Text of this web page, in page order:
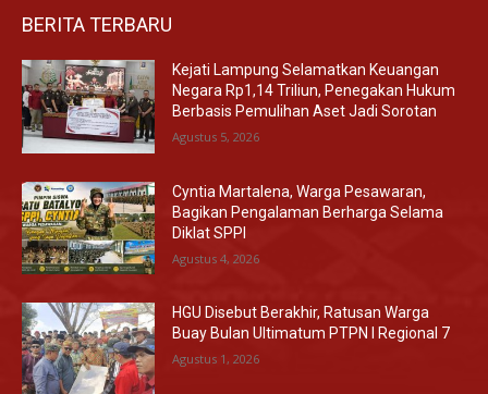
BERITA TERBARU
Kejati Lampung Selamatkan Keuangan
Negara Rp1,14 Triliun, Penegakan Hukum
Berbasis Pemulihan Aset Jadi Sorotan
Agustus 5, 2026
Cyntia Martalena, Warga Pesawaran,
Bagikan Pengalaman Berharga Selama
Diklat SPPI
Agustus 4, 2026
HGU Disebut Berakhir, Ratusan Warga
Buay Bulan Ultimatum PTPN I Regional 7
Agustus 1, 2026